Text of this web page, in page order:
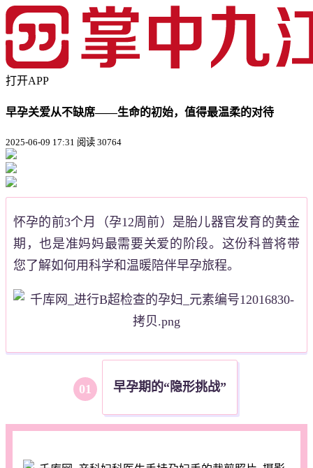
打开APP
早孕关爱从不缺席——生命的初始，值得最温柔的对待
2025-06-09 17:31 阅读 30764
怀孕的前3个月（孕12周前）是胎儿器官发育的黄金
期，也是准妈妈最需要关爱的阶段。这份科普将带
您了解如何用科学和温暖陪伴早孕旅程。
01 早孕期的“隐形挑战”